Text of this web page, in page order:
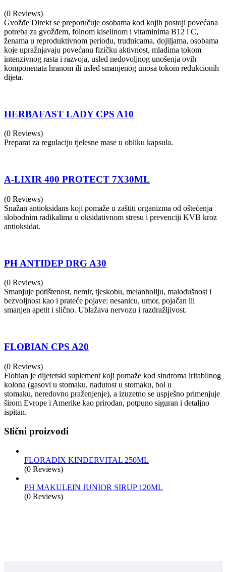
(0 Reviews)
Gvožđe Direkt se preporučuje osobama kod kojih postoji povećana
potreba za gvožđem, folnom kiselinom i vitaminima B12 i C,
ženama u reproduktivnom periodu, trudnicama, dojiljama, osobama
koje upražnjavaju povećanu fizičku aktivnost, mladima tokom
intenzivnog rasta i razvoja, usled nedovoljnog unošenja ovih
komponenata hranom ili usled smanjenog unosa tokom redukcionih
dijeta.
HERBAFAST LADY CPS A10
(0 Reviews)
Preparat za regulaciju tjelesne mase u obliku kapsula.
A-LIXIR 400 PROTECT 7X30ML
(0 Reviews)
Snažan antioksidans koji pomaže u zaštiti organizma od oštećenja
slobodnim radikalima u oksidativnom stresu i prevenciji KVB kroz
antioksidat.
PH ANTIDEP DRG A30
(0 Reviews)
Smanjuje potištenost, nemir, tjeskobu, melanholiju, malodušnost i
bezvoljnost kao i prateće pojave: nesanicu, umor, pojačan ili
smanjen apetit i slično. Ublažava nervozu i razdražljivost.
FLOBIAN CPS A20
(0 Reviews)
Flobian je dijetetski suplement koji pomaže kod sindroma iritabilnog
kolona (gasovi u stomaku, nadutost u stomaku, bol u
stomaku, neredovno praženjenje), a izuzetno se uspješno primenjuje
širom Evrope i Amerike kao prirodan, potpuno siguran i detaljno
ispitan.
Slični proizvodi
FLORADIX KINDERVITAL 250ML
(0 Reviews)
PH MAKULEIN JUNIOR SIRUP 120ML
(0 Reviews)